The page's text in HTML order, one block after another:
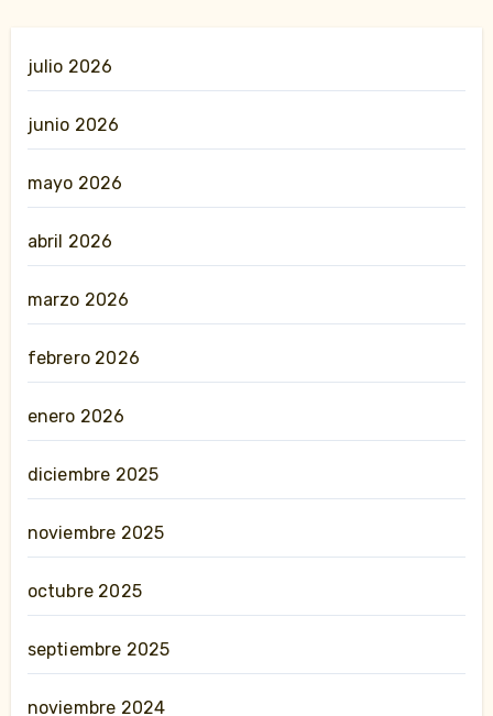
julio 2026
junio 2026
mayo 2026
abril 2026
marzo 2026
febrero 2026
enero 2026
diciembre 2025
noviembre 2025
octubre 2025
septiembre 2025
noviembre 2024